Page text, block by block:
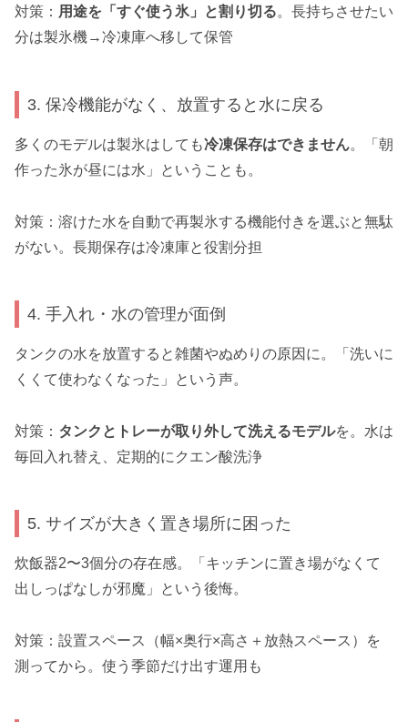
対策： 用途を「すぐ使う氷」と割り切る。長持ちさせたい
分は製氷機→冷凍庫へ移して保管
3. 保冷機能がなく、放置すると水に戻る
多くのモデルは製氷はしても冷凍保存はできません。「朝
作った氷が昼には水」ということも。
対策：溶けた水を自動で再製氷する機能付きを選ぶと無駄
がない。長期保存は冷凍庫と役割分担
4. 手入れ・水の管理が面倒
タンクの水を放置すると雑菌やぬめりの原因に。「洗いに
くくて使わなくなった」という声。
対策： タンクとトレーが取り外して洗えるモデルを。水は
毎回入れ替え、定期的にクエン酸洗浄
5. サイズが大きく置き場所に困った
炊飯器2〜3個分の存在感。「キッチンに置き場がなくて
出しっぱなしが邪魔」という後悔。
対策：設置スペース（幅×奥行×高さ＋放熱スペース）を
測ってから。使う季節だけ出す運用も